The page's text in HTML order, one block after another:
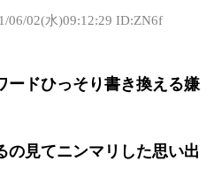
06/02(水)09:12:29 ID:ZN6f
ードひっそり書き換える嫌
の見てニンマリした思い出